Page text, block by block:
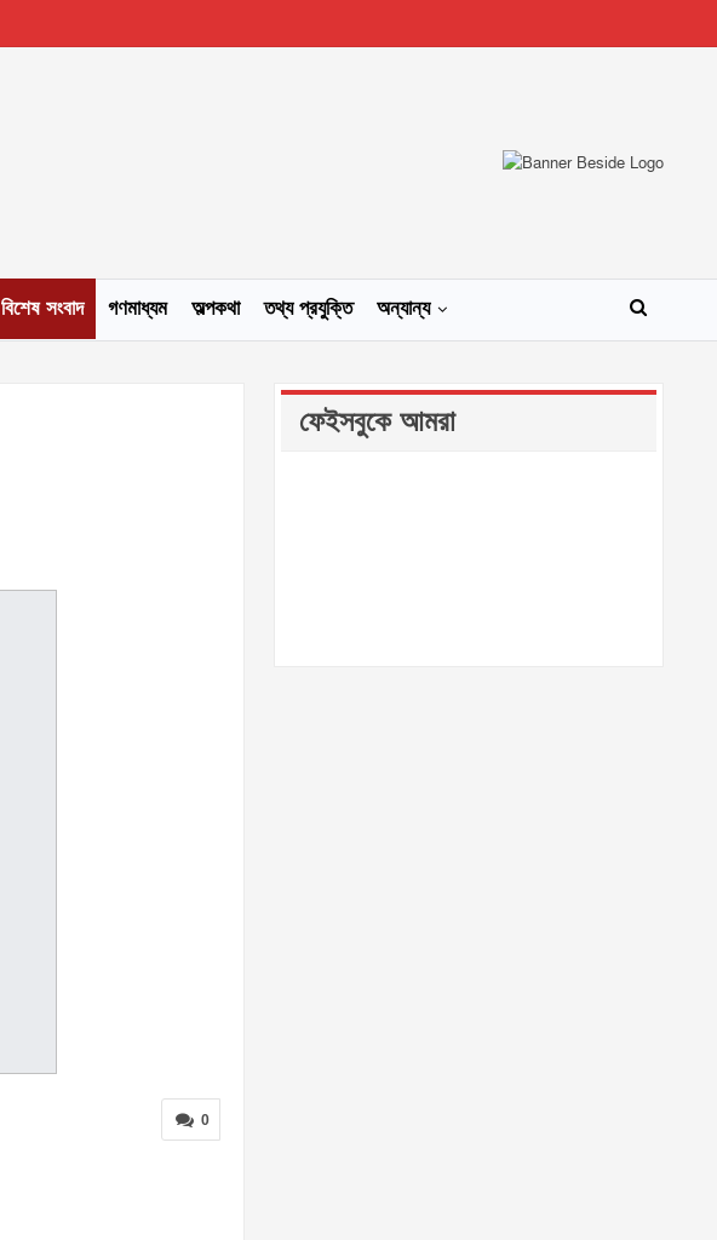
বিশেষ সংবাদ গণমাধ্যম অল্পকথা তথ্য প্রযুক্তি অন্যান্য
0
ফেইসবুকে আমরা